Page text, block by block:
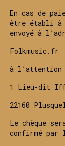
En cas de
être établi à
envoyé à
Folkmusic.fr
à l’attention
1 Lieu-dit
22160
Le chèque
confirmé par